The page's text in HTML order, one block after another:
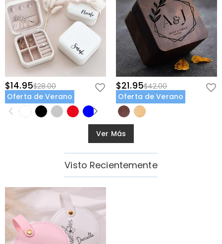
$14.95$28.00
Oferta de Verano
$21.95$42.00
Oferta de Verano
Ver Más
Visto Recientemente